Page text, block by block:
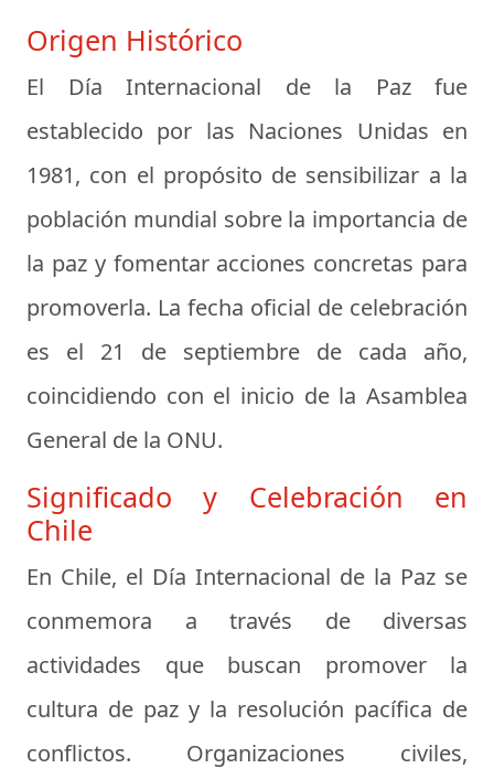
Origen Histórico
El Día Internacional de la Paz fue
establecido por las Naciones Unidas en
1981, con el propósito de sensibilizar a la
población mundial sobre la importancia de
la paz y fomentar acciones concretas para
promoverla. La fecha oficial de celebración
es el 21 de septiembre de cada año,
coincidiendo con el inicio de la Asamblea
General de la ONU.
Significado y Celebración en
Chile
En Chile, el Día Internacional de la Paz se
conmemora a través de diversas
actividades que buscan promover la
cultura de paz y la resolución pacífica de
conflictos. Organizaciones civiles,